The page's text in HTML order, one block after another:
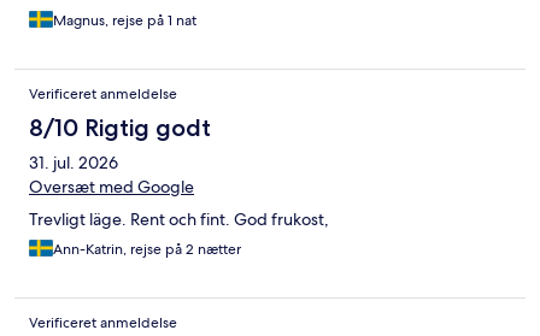
Magnus, rejse på 1 nat
Verificeret anmeldelse
8/10 Rigtig godt
31. jul. 2026
Oversæt med Google
Trevligt läge. Rent och fint. God frukost,
Ann-Katrin, rejse på 2 nætter
Verificeret anmeldelse